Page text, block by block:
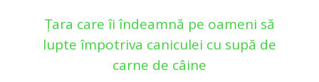
Țara care îi îndeamnă pe oameni să
lupte împotriva caniculei cu supă de
carne de câine